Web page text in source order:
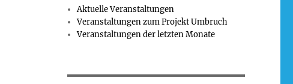
Aktuelle Veranstaltungen
Veranstaltungen zum Projekt Umbruch
Veranstaltungen der letzten Monate